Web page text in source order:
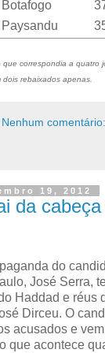
Botafogo
Paysandu
correspondia a quatro
rebaixados apenas.
Nenhum comentário:
19, 2012
da
do
José Serra,
Haddad e réus
Dirceu. O
acusados e
que acontece